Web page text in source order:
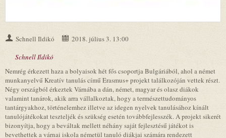
Schnell Ildikó
2018. július 3. 13:00
Schnell Ildikó
Nemrég érkezett haza a bolyaisok hét fős csoportja Bulgáriából, ahol a német
munkanyelvű Kreatív tanulás című Erasmus+ projekt találkozóján vettek részt.
Négy országból érkeztek Várnába a dán, német, magyar és olasz diákok
valamint tanárok, akik arra vállalkoztak, hogy a természettudományos
tantárgyakhoz, történelemhez illetve az idegen nyelvek tanulásához kínált
tanulójátékokat teszteljék és szükség esetén továbbfejlesszék. A projekt sikerét
bizonyítja, hogy a beváltak mellett néhány saját fejlesztésű játékot is
bevethettek a várnai iskola németül tanuló diákjai számára rendezett